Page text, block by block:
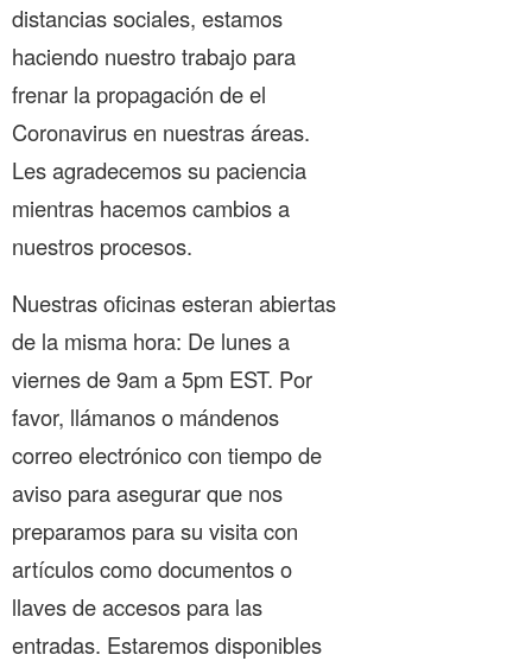
distancias sociales, estamos
haciendo nuestro trabajo para
frenar la propagación de el
Coronavirus en nuestras áreas.
Les agradecemos su paciencia
mientras hacemos cambios a
nuestros procesos.
Nuestras oficinas esteran abiertas
de la misma hora: De lunes a
viernes de 9am a 5pm EST. Por
favor, llámanos o mándenos
correo electrónico con tiempo de
aviso para asegurar que nos
preparamos para su visita con
artículos como documentos o
llaves de accesos para las
entradas. Estaremos disponibles